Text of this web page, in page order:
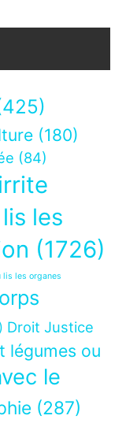
(180)
(84)
les
(1726)
lis les organes
Droit Justice
légumes ou
le
(287)